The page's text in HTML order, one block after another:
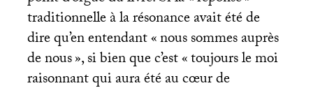
traditionnelle à la résonance avait été de
dire qu’en entendant «nous sommes auprès
de nous», si bien que c’est «toujours le moi
raisonnant qui aura été au cœur de